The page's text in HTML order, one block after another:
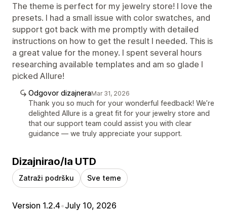
The theme is perfect for my jewelry store! I love the
presets. I had a small issue with color swatches, and
support got back with me promptly with detailed
instructions on how to get the result I needed. This is
a great value for the money. I spent several hours
researching available templates and am so glade I
picked Allure!
Odgovor dizajneraMar 31, 2026
Thank you so much for your wonderful feedback! We’re
delighted Allure is a great fit for your jewelry store and
that our support team could assist you with clear
guidance — we truly appreciate your support.
Dizajnirao/la UTD
Zatraži podršku Sve teme
Version 1.2.4•July 10, 2026